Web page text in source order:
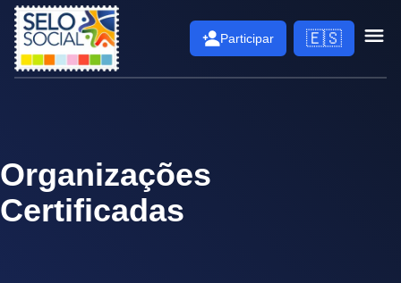
Selo Social
Participar 🇪🇸
Organizações
Certificadas